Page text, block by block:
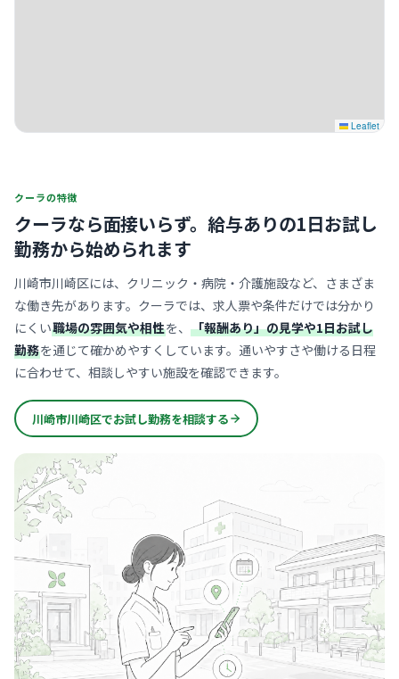
Leaflet
クーラの特徴
クーラなら面接いらず。 給与ありの1日お試し
勤務から始められます
川崎市川崎区には、クリニック・病院・介護施設など、さまざま
な働き先があります。クーラでは、求人票や条件だけでは分かり
にくい職場の雰囲気や相性を、 「報酬あり」の見学や1日お試し
勤務を通じて確かめやすくしています。通いやすさや働ける日程
に合わせて、相談しやすい施設を確認できます。
川崎市川崎区でお試し勤務を相談する